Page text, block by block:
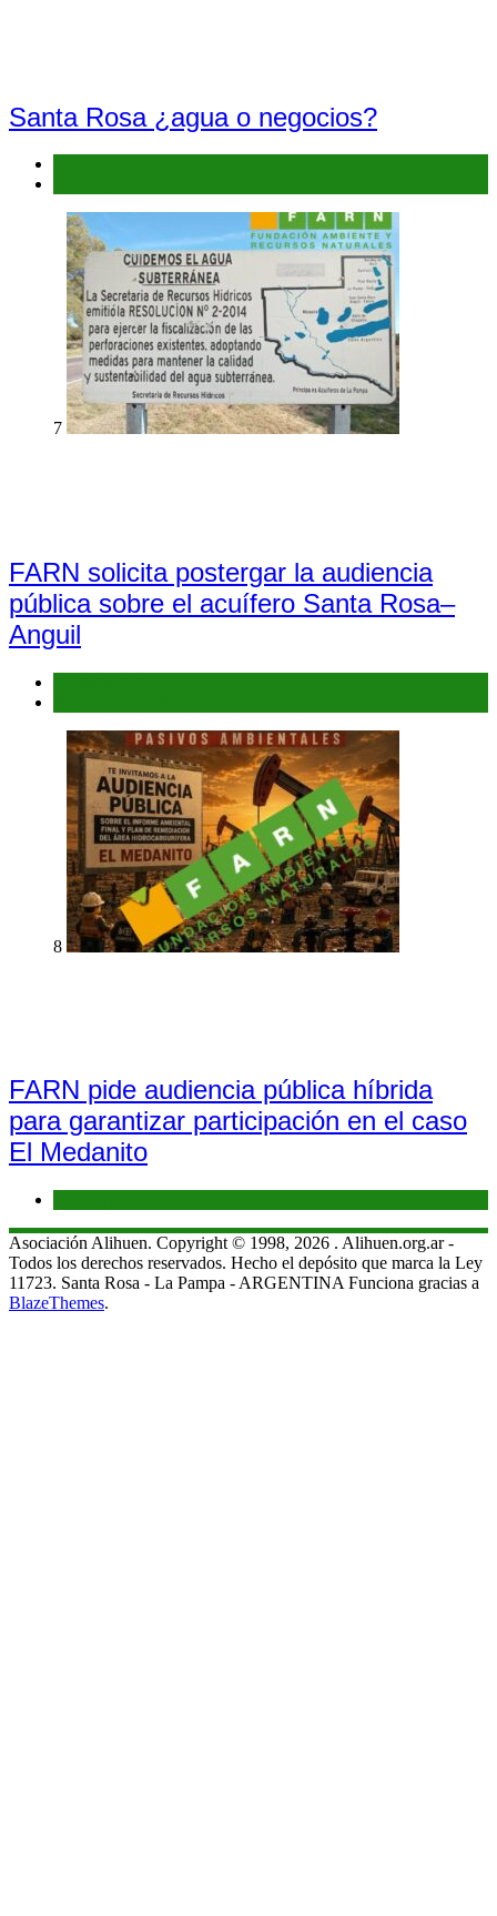
Santa Rosa ¿agua o negocios?
7
FARN solicita postergar la audiencia
pública sobre el acuífero Santa Rosa–
Anguil
8
FARN pide audiencia pública híbrida
para garantizar participación en el caso
El Medanito
Asociación Alihuen. Copyright © 1998, 2026 . Alihuen.org.ar -
Todos los derechos reservados. Hecho el depósito que marca la Ley
11723. Santa Rosa - La Pampa - ARGENTINA Funciona gracias a
BlazeThemes.